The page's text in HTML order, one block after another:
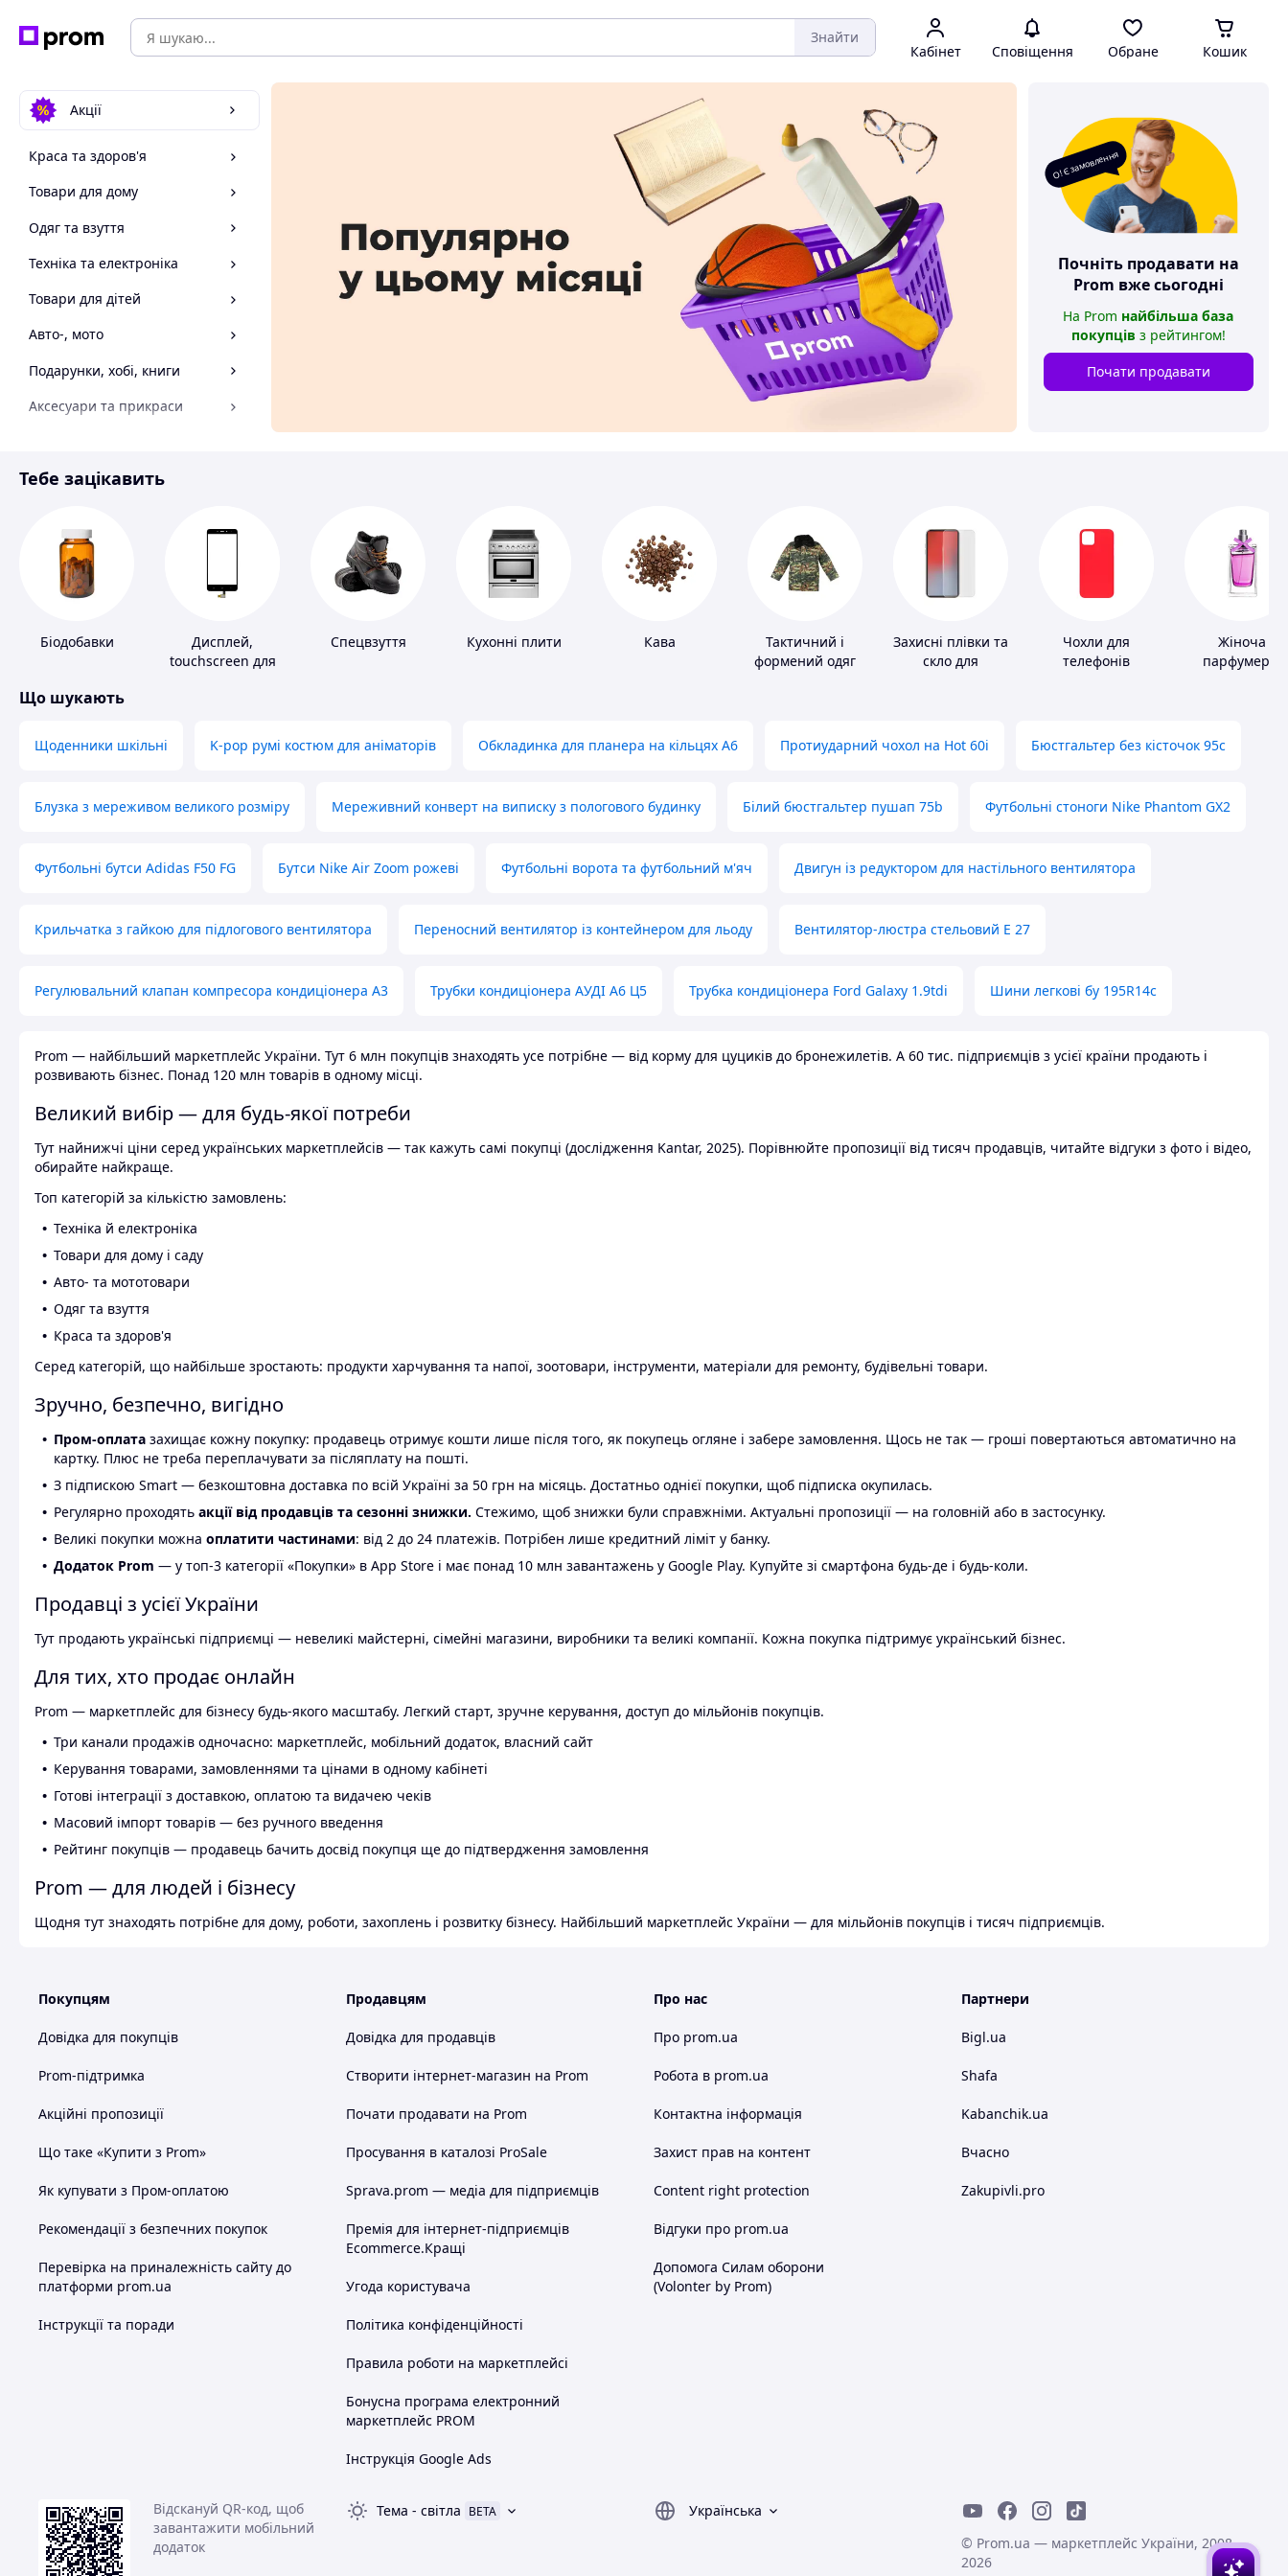
Знайти
Кабінет Сповіщення Обране Кошик
Акції
Краса та здоров'я
Товари для дому
Одяг та взуття
Техніка та електроніка
Товари для дітей
Авто-, мото
Подарунки, хобі, книги
Аксесуари та прикраси
Спорт і відпочинок
О! Є замовлення
Почніть продавати на
Prom вже сьогодні
На Prom найбільша база
покупців з рейтингом!
Почати продавати
Тебе зацікавить
Біодобавки
Дисплей,
touchscreen для
Спецвзуття Кухонні плити Кава
Тактичний і
формений одяг
Захисні плівки та
скло для
Чохли для
телефонів
Жіноча
парфумерія
Що шукають
Щоденники шкільні K-pop румі костюм для аніматорів Обкладинка для планера на кільцях А6 Протиударний чохол на Hot 60i Бюстгальтер без кісточок 95с
Блузка з мереживом великого розміру Мереживний конверт на виписку з пологового будинку Білий бюстгальтер пушап 75b Футбольні стоноги Nike Phantom GX2
Футбольні бутси Adidas F50 FG Бутси Nike Air Zoom рожеві Футбольні ворота та футбольний м'яч Двигун із редуктором для настільного вентилятора
Крильчатка з гайкою для підлогового вентилятора Переносний вентилятор із контейнером для льоду Вентилятор-люстра стельовий E 27
Регулювальний клапан компресора кондиціонера А3 Трубки кондиціонера АУДІ А6 Ц5 Трубка кондиціонера Ford Galaxy 1.9tdi Шини легкові бу 195R14c
Prom — найбільший маркетплейс України. Тут 6 млн покупців знаходять усе потрібне — від корму для цуциків до бронежилетів. А 60 тис. підприємців з усієї країни продають і
розвивають бізнес. Понад 120 млн товарів в одному місці.
Великий вибір — для будь-якої потреби
Тут найнижчі ціни серед українських маркетплейсів — так кажуть самі покупці (дослідження Kantar, 2025). Порівнюйте пропозиції від тисяч продавців, читайте відгуки з фото і відео,
обирайте найкраще.
Топ категорій за кількістю замовлень:
Техніка й електроніка
Товари для дому і саду
Авто- та мототовари
Одяг та взуття
Краса та здоров'я
Серед категорій, що найбільше зростають: продукти харчування та напої, зоотовари, інструменти, матеріали для ремонту, будівельні товари.
Зручно, безпечно, вигідно
Пром-оплата захищає кожну покупку: продавець отримує кошти лише після того, як покупець огляне і забере замовлення. Щось не так — гроші повертаються автоматично на
картку. Плюс не треба переплачувати за післяплату на пошті.
З підпискою Smart — безкоштовна доставка по всій Україні за 50 грн на місяць. Достатньо однієї покупки, щоб підписка окупилась.
Регулярно проходять акції від продавців та сезонні знижки. Стежимо, щоб знижки були справжніми. Актуальні пропозиції — на головній або в застосунку.
Великі покупки можна оплатити частинами: від 2 до 24 платежів. Потрібен лише кредитний ліміт у банку.
Додаток Prom — у топ-3 категорії «Покупки» в App Store і має понад 10 млн завантажень у Google Play. Купуйте зі смартфона будь-де і будь-коли.
Продавці з усієї України
Тут продають українські підприємці — невеликі майстерні, сімейні магазини, виробники та великі компанії. Кожна покупка підтримує український бізнес.
Для тих, хто продає онлайн
Prom — маркетплейс для бізнесу будь-якого масштабу. Легкий старт, зручне керування, доступ до мільйонів покупців.
Три канали продажів одночасно: маркетплейс, мобільний додаток, власний сайт
Керування товарами, замовленнями та цінами в одному кабінеті
Готові інтеграції з доставкою, оплатою та видачею чеків
Масовий імпорт товарів — без ручного введення
Рейтинг покупців — продавець бачить досвід покупця ще до підтвердження замовлення
Prom — для людей і бізнесу
Щодня тут знаходять потрібне для дому, роботи, захоплень і розвитку бізнесу. Найбільший маркетплейс України — для мільйонів покупців і тисяч підприємців.
Покупцям
Довідка для покупців
Prom-підтримка
Акційні пропозиції
Що таке «Купити з Prom»
Як купувати з Пром-оплатою
Рекомендації з безпечних покупок
Перевірка на приналежність сайту до
платформи prom.ua
Інструкції та поради
Продавцям
Довідка для продавців
Створити інтернет-магазин на Prom
Почати продавати на Prom
Просування в каталозі ProSale
Sprava.prom — медіа для підприємців
Премія для інтернет-підприємців
Ecommerce.Кращі
Угода користувача
Політика конфіденційності
Правила роботи на маркетплейсі
Бонусна програма електронний
маркетплейс PROM
Інструкція Google Ads
Про нас
Про prom.ua
Робота в prom.ua
Контактна інформація
Захист прав на контент
Content right protection
Відгуки про prom.ua
Допомога Силам оборони
(Volonter by Prom)
Партнери
Bigl.ua
Shafa
Kabanchik.ua
Вчасно
Zakupivli.pro
Відскануй QR-код, щоб
завантажити мобільний
додаток
Тема - світла BETA
Українська
© Prom.ua — маркетплейс України, 2008-
2026